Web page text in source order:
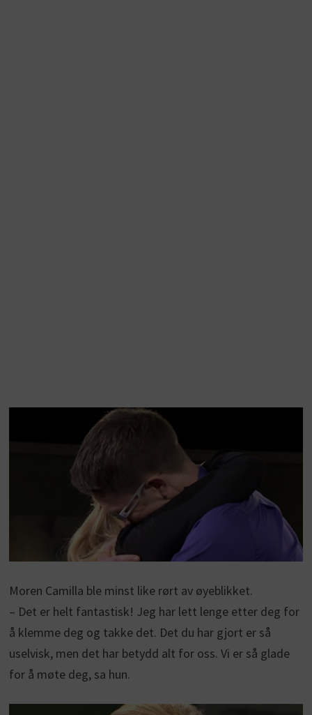
Moren Camilla ble minst like rørt av øyeblikket.
– Det er helt fantastisk! Jeg har lett lenge etter deg for
å klemme deg og takke det. Det du har gjort er så
uselvisk, men det har betydd alt for oss. Vi er så glade
for å møte deg, sa hun.